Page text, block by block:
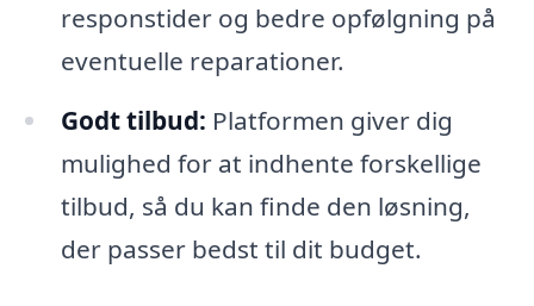
responstider og bedre opfølgning på
eventuelle reparationer.
Godt tilbud: Platformen giver dig
mulighed for at indhente forskellige
tilbud, så du kan finde den løsning,
der passer bedst til dit budget.